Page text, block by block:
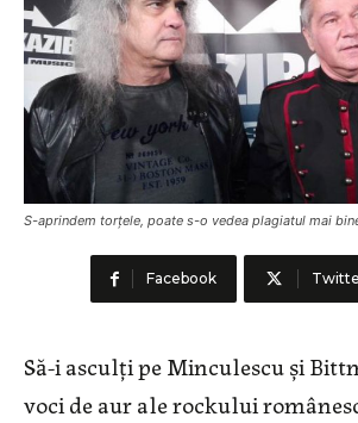
S-aprindem torțele, poate s-o vedea plagiatul mai
Facebook
Să-i asculți pe Minculescu și
voci de aur ale rockului